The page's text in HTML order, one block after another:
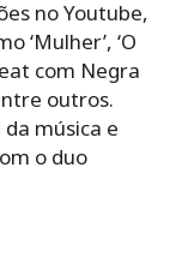
no Youtube,
‘Mulher’, ‘O
com Negra
outros.
música e
o duo